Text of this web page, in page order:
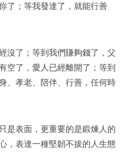
了；等我發達了，就能行善
沒了；等到我們賺夠錢了，父
空了，愛人已經離開了；等到
、孝老、陪伴、行善，任何時
是表面，更重要的是鍛煉人的
，表達一種堅韌不拔的人生態